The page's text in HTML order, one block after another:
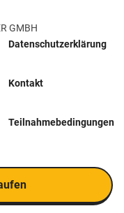
GMBH
Datenschutzerklärung
Kontakt
Teilnahmebedingungen